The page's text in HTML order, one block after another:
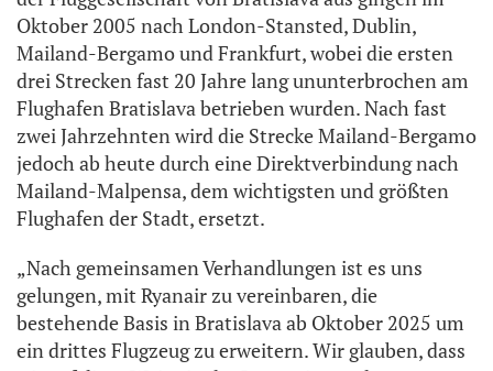
Oktober 2005 nach London-Stansted, Dublin,
Mailand-Bergamo und Frankfurt, wobei die ersten
drei Strecken fast 20 Jahre lang ununterbrochen am
Flughafen Bratislava betrieben wurden. Nach fast
zwei Jahrzehnten wird die Strecke Mailand-Bergamo
jedoch ab heute durch eine Direktverbindung nach
Mailand-Malpensa, dem wichtigsten und größten
Flughafen der Stadt, ersetzt.
„Nach gemeinsamen Verhandlungen ist es uns
gelungen, mit Ryanair zu vereinbaren, die
bestehende Basis in Bratislava ab Oktober 2025 um
ein drittes Flugzeug zu erweitern. Wir glauben, dass